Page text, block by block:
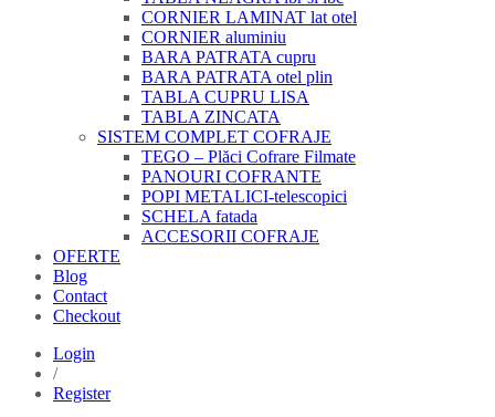
CORNIER LAMINAT lat otel
CORNIER aluminiu
BARA PATRATA cupru
BARA PATRATA otel plin
TABLA CUPRU LISA
TABLA ZINCATA
SISTEM COMPLET COFRAJE
TEGO – Plăci Cofrare Filmate
PANOURI COFRANTE
POPI METALICI-telescopici
SCHELA fatada
ACCESORII COFRAJE
OFERTE
Blog
Contact
Checkout
Login
/
Register